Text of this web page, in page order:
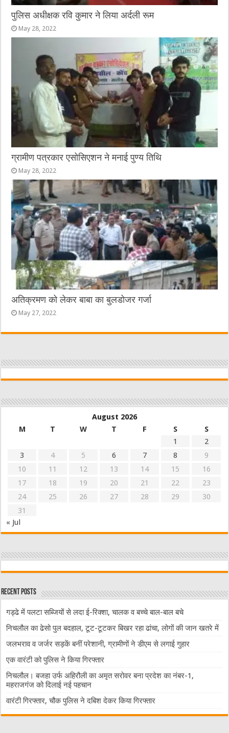
पुलिस अधीक्षक रवि कुमार ने लिया अर्दली रूम
May 28, 2022
ग्रामीण पत्रकार एसोसिएशन ने मनाई पुण्य तिथि
May 28, 2022
अतिक्रमण को लेकर बाबा का बुलडोजर गर्जा
May 27, 2022
August 2026
M
T W T F S
S
1
2
3
4 5 6 7 8
9
10
11 12 13 14 15
16
17
18 19 20 21 22
23
24
25 26 27 28 29
30
31
« Jul
Recent Posts
गड्ढे में पलटा सब्जियों से लदा ई-रिक्शा, चालक व बच्चे बाल-बाल बचे
निचलौल का ढेसो पुल बदहाल, टूट-टूटकर बिखर रहा ढांचा, लोगों की जान खतरे में
जलभराव व जर्जर सड़कें बनीं परेशानी, ग्रामीणों ने डीएम से लगाई गुहार
एक वारंटी को पुलिस ने किया गिरफ्तार
निचलौल। बजहा उर्फ अहिरौली का अमृत सरोवर बना प्रदेश का नंबर-1,
महराजगंज को दिलाई नई पहचान
वारंटी गिरफ्तार, चौक पुलिस ने दबिश देकर किया गिरफ्तार